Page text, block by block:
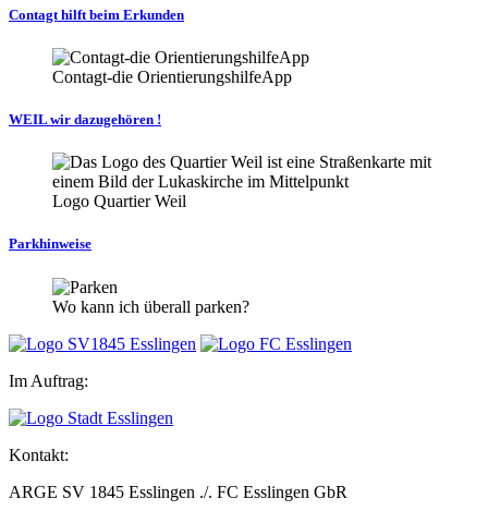
Contagt hilft beim Erkunden
Contagt-die OrientierungshilfeApp
WEIL wir dazugehören !
Logo Quartier Weil
Parkhinweise
Wo kann ich überall parken?
Im Auftrag:
Kontakt:
ARGE SV 1845 Esslingen ./. FC Esslingen GbR